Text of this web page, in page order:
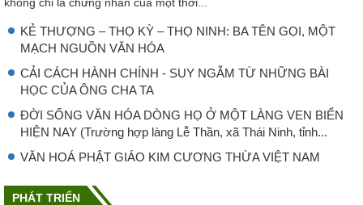
KẺ THƯỢNG – THỌ KỲ – THỌ NINH: BA TÊN GỌI, MỘT
MẠCH NGUỒN VĂN HÓA
CẢI CÁCH HÀNH CHÍNH - SUY NGẪM TỪ NHỮNG BÀI
HỌC CỦA ÔNG CHA TA
ĐỜI SỐNG VĂN HÓA DÒNG HỌ Ở MỘT LÀNG VEN BIỂN
HIỆN NAY (Trường hợp làng Lễ Thần, xã Thái Ninh, tỉnh...
VĂN HOÁ PHẬT GIÁO KIM CƯƠNG THỪA VIỆT NAM
PHÁT TRIỂN